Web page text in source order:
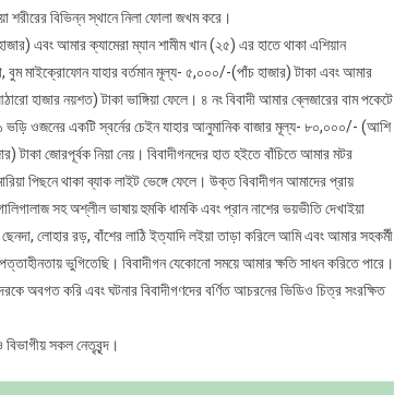
শরীরের বিভিন্ন স্থানে নিলা ফোলা জখম করে।
এবং আমার ক্যামেরা ম্যান শামীম খান (২৫) এর হাতে থাকা এশিয়ান
বুম মাইক্রোফোন যাহার বর্তমান মূল্য- ৫,০০০/-(পাঁচ হাজার) টাকা এবং আমার
হাজার নয়শত) টাকা ভাঙ্গিয়া ফেলে। ৪ নং বিবাদী আমার ব্লেজারের বাম পকেটে
১ ভড়ি ওজনের একটি স্বর্নের চেইন যাহার আনুমানিক বাজার মূল্য- ৮০,০০০/- (আশি
টাকা জোরপূর্বক নিয়া নেয়। বিবাদীগনদের হাত হইতে বাঁচিতে আমার মটর
পিছনে থাকা ব্যাক লাইট ভেঙ্গে ফেলে। উক্ত বিবাদীগন আমাদের প্রায়
সহ অশ্লীল ভাষায় হুমকি ধামকি এবং প্রান নাশের ভয়ভীতি দেখাইয়া
লোহার রড়, বাঁশের লাঠি ইত্যাদি লইয়া তাড়া করিলে আমি এবং আমার সহকর্মী
ভুগিতেছি। বিবাদীগন যেকোনো সময়ে আমার ক্ষতি সাধন করিতে পারে।
অবগত করি এবং ঘটনার বিবাদীগণদের বর্ণিত আচরনের ভিডিও চিত্র সংরক্ষিত
বিভাগীয় সকল নেতৃবৃন্দ।